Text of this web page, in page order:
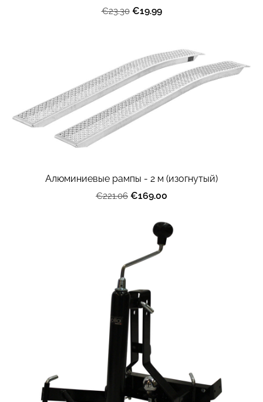
€23.30 €19.99
Алюминиевые рампы - 2 м (изогнутый)
€221.06 €169.00